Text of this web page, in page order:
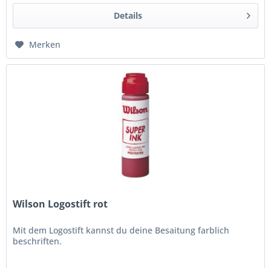
Details
Merken
Wilson Logostift rot
Mit dem Logostift kannst du deine Besaitung farblich
beschriften.